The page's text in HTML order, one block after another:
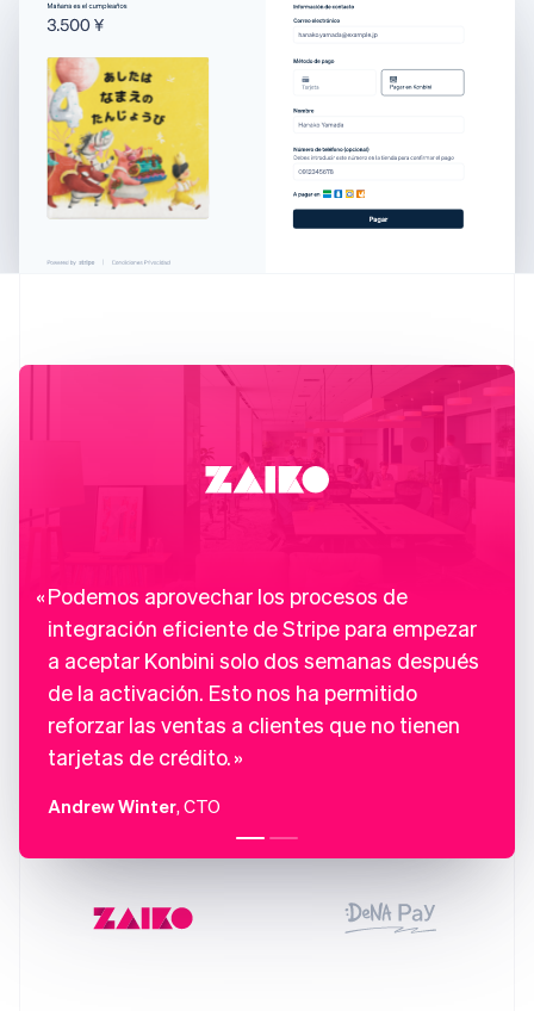
Podemos aprovechar los procesos de
integración eficiente de Stripe para empezar
a aceptar Konbini solo dos semanas después
de la activación. Esto nos ha permitido
reforzar las ventas a clientes que no tienen
tarjetas de crédito.
Andrew Winter, CTO
Austria
Deutsch
Bélgica
Nederlands Français English
Brasil
Português English
Bulgaria
English
Canadá
EnglishItaliano
Emiratos Árabes Unidos
España
English
Estados Unidos
EnglishEspañol简体中文
Estonia
English
Finlandia
EnglishSvenska
FrançaisEnglish
English
English
Hungría